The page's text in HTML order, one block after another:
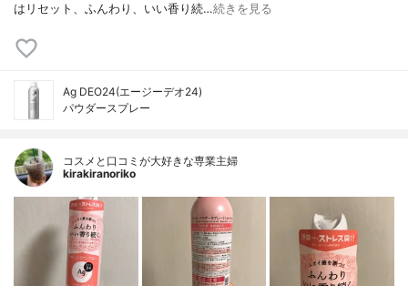
はリセット、ふんわり、いい香り続…続きを見る
Ag DEO24(エージーデオ24)
パウダースプレー
コスメと口コミが大好きな専業主婦
kirakiranoriko